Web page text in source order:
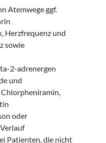
Atemwege ggf.
Herzfrequenz und
sowie
2-adrenergen
und
oder
Patienten, die nicht